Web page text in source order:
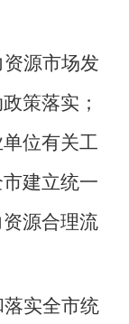
源市场发
策落实；
位有关工
建立统一
源合理流
实全市统